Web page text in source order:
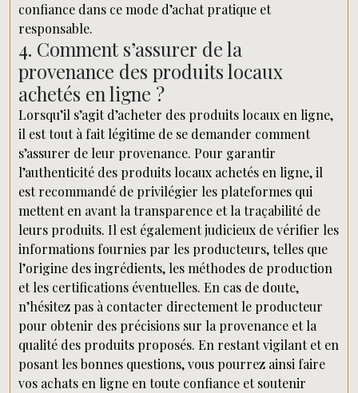
confiance dans ce mode d’achat pratique et
responsable.
4. Comment s’assurer de la
provenance des produits locaux
achetés en ligne ?
Lorsqu’il s’agit d’acheter des produits locaux en ligne,
il est tout à fait légitime de se demander comment
s’assurer de leur provenance. Pour garantir
l’authenticité des produits locaux achetés en ligne, il
est recommandé de privilégier les plateformes qui
mettent en avant la transparence et la traçabilité de
leurs produits. Il est également judicieux de vérifier les
informations fournies par les producteurs, telles que
l’origine des ingrédients, les méthodes de production
et les certifications éventuelles. En cas de doute,
n’hésitez pas à contacter directement le producteur
pour obtenir des précisions sur la provenance et la
qualité des produits proposés. En restant vigilant et en
posant les bonnes questions, vous pourrez ainsi faire
vos achats en ligne en toute confiance et soutenir